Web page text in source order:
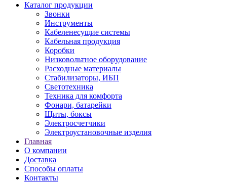
Каталог продукции
Звонки
Инструменты
Кабеленесущие системы
Кабельная продукция
Коробки
Низковольтное оборудование
Расходные материалы
Стабилизаторы, ИБП
Светотехника
Техника для комфорта
Фонари, батарейки
Щиты, боксы
Электросчетчики
Электроустановочные изделия
Главная
О компании
Доставка
Способы оплаты
Контакты